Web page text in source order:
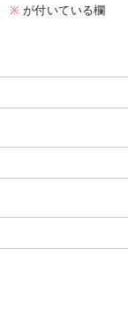
※ が付いている欄